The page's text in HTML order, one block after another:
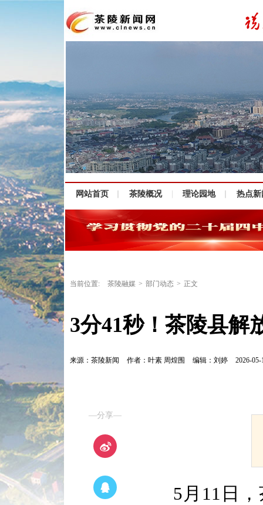
网站首页 茶陵概况 理论园地 热点新
当前位置: 茶陵融媒 > 部门动态 > 正文
3分41秒！茶陵县解
来源：茶陵新闻 作者：叶素 周煌围 编辑：刘婷 2026-05-
—分享—
5月11日